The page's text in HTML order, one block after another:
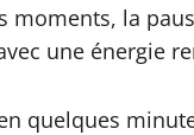
moments, la
une énergie
quelques